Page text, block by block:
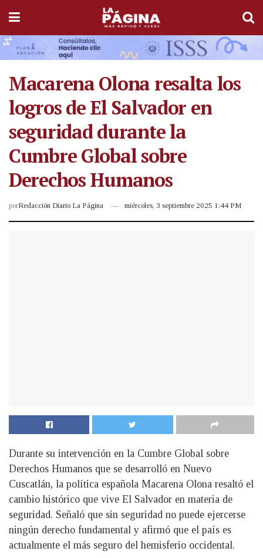
Macarena Olona resalta los
logros de El Salvador en
seguridad durante la
Cumbre Global sobre
Derechos Humanos
porRedacción Diario La Página miércoles, 3 septiembre 2025 1:44 PM
Durante su intervención en la Cumbre Global sobre
Derechos Humanos que se desarrolló en Nuevo
Cuscatlán, la política española Macarena Olona resaltó el
cambio histórico que vive El Salvador en materia de
seguridad. Señaló que sin seguridad no puede ejercerse
ningún derecho fundamental y afirmó que el país es
actualmente el más seguro del hemisferio occidental.